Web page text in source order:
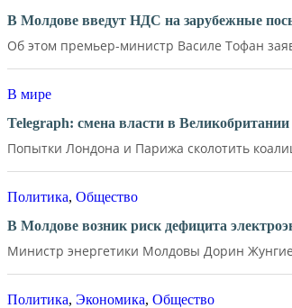
В Молдове введут НДС на зарубежные
Об этом премьер-министр Василе Тофан
В мире
Telegraph: смена власти в
Попытки Лондона и Парижа сколотить
Политика, Общество
В Молдове возник риск дефицита
Министр энергетики Молдовы Дорин
Политика, Экономика, Общество